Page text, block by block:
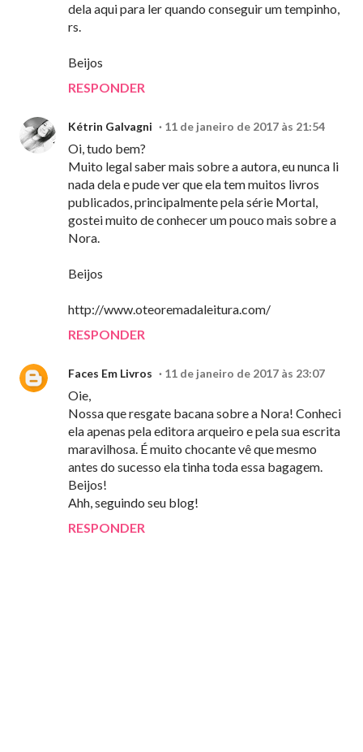
dela aqui para ler quando conseguir um tempinho,
rs.
Beijos
RESPONDER
Kétrin Galvagni 11 de janeiro de 2017 às 21:54
Oi, tudo bem?
Muito legal saber mais sobre a autora, eu nunca li
nada dela e pude ver que ela tem muitos livros
publicados, principalmente pela série Mortal,
gostei muito de conhecer um pouco mais sobre a
Nora.
Beijos
http://www.oteoremadaleitura.com/
RESPONDER
Faces Em Livros 11 de janeiro de 2017 às 23:07
Oie,
Nossa que resgate bacana sobre a Nora! Conheci
ela apenas pela editora arqueiro e pela sua escrita
maravilhosa. É muito chocante vê que mesmo
antes do sucesso ela tinha toda essa bagagem.
Beijos!
Ahh, seguindo seu blog!
RESPONDER